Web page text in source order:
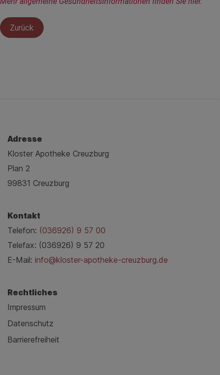
Zurück
Adresse
Kloster Apotheke Creuzburg
Plan 2
99831 Creuzburg
Kontakt
Telefon: (036926) 9 57 00
Telefax: (036926) 9 57 20
E-Mail: info@kloster-apotheke-creuzburg.de
Rechtliches
Impressum
Datenschutz
Barrierefreiheit